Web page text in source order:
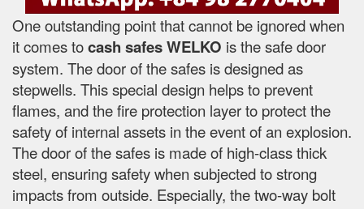
One outstanding point that cannot be ignored when
it comes tocash safesWELKO is the safe door
system. The door of the safes is designed as
stepwells. This special design helps to prevent
flames, and the fire protection layer to protect the
safety of internal assets in the event of an explosion.
The door of the safes is made of high-class thick
steel, ensuring safety when subjected to strong
impacts from outside. Especially, the two-way bolt